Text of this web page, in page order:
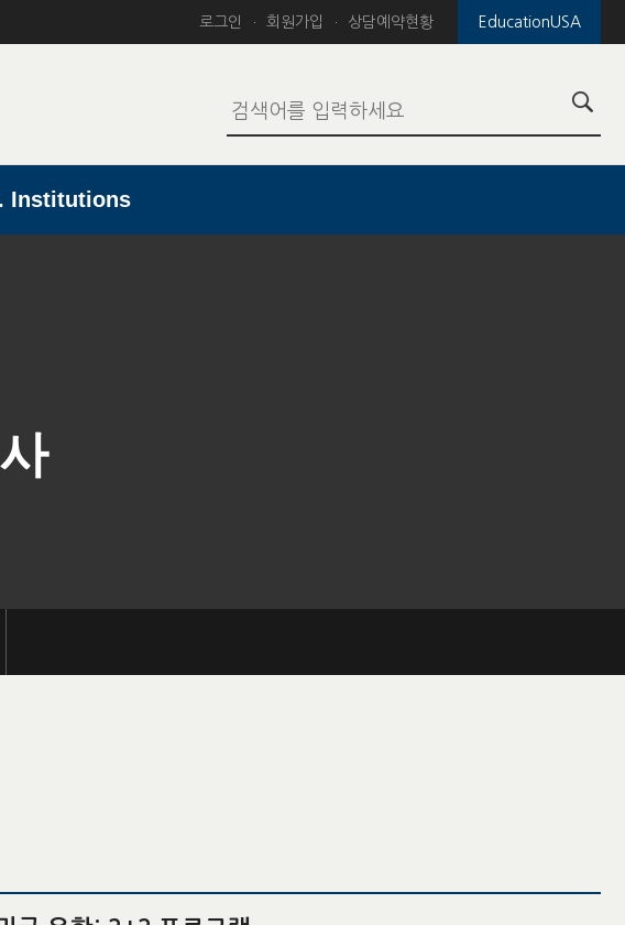
EducationUSA
로그인 회원가입 상담예약현황
Institutions